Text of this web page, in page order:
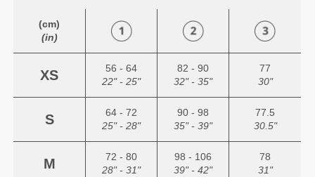
(cm)
(in)
XS
56 - 64
22" - 25"
82 - 90
32" - 35"
77
30"
S
64 - 72
25" - 28"
90 - 98
35" - 39"
77.5
30.5"
M
72 - 80
28" - 31"
98 - 106
39" - 42"
78
31"